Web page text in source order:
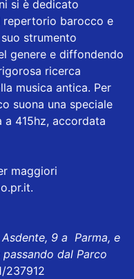
si è dedicato
repertorio barocco e
strumento
genere e diffondendo
ricerca
musica antica. Per
suona una speciale
a 415hz, accordata
maggiori
.
9 a Parma, e
dal Parco
237912